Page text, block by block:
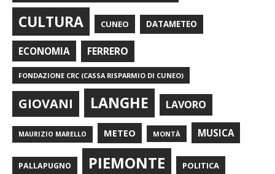
CULTURA CUNEO DATAMETEO
ECONOMIA FERRERO
FONDAZIONE CRC (CASSA RISPARMIO DI CUNEO)
GIOVANI LANGHE LAVORO
MAURIZIO MARELLO METEO MONTÀ MUSICA
PALLAPUGNO PIEMONTE POLITICA